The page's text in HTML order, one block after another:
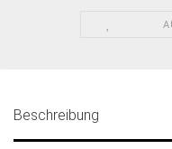
Beschreibung